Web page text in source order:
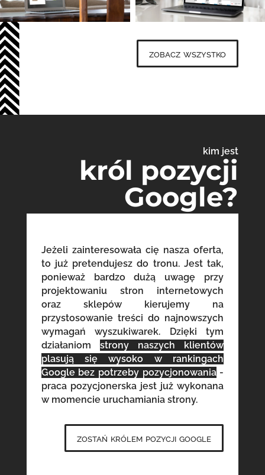
zobacz wszystko
kim jest
król pozycji
Google?
Jeżeli zainteresowała cię nasza oferta,
to już pretendujesz do tronu. Jest tak,
ponieważ bardzo dużą uwagę przy
projektowaniu stron internetowych
oraz sklepów kierujemy na
przystosowanie treści do najnowszych
wymagań wyszukiwarek. Dzięki tym
działaniom strony naszych klientów
plasują się wysoko w rankingach
Google bez potrzeby pozycjonowania-
praca pozycjonerska jest już wykonana
w momencie uruchamiania strony.
zostań królem pozycji google